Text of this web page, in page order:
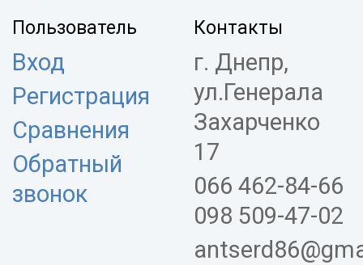
Пользователь
Вход
Регистрация
Сравнения
Обратный
звонок
Контакты
г. Днепр,
ул.Генерала
Захарченко
17
066 462-84-66
098 509-47-02